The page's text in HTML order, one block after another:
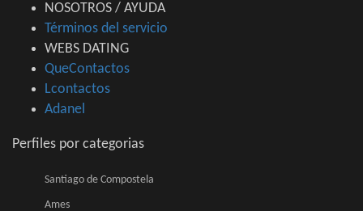
NOSOTROS / AYUDA
Términos del servicio
WEBS DATING
QueContactos
Lcontactos
Adanel
Perfiles por categorias
Santiago de Compostela
Ames